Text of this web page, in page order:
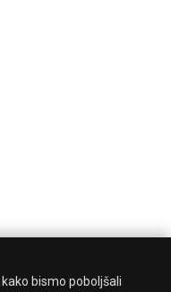
bismo poboljšali